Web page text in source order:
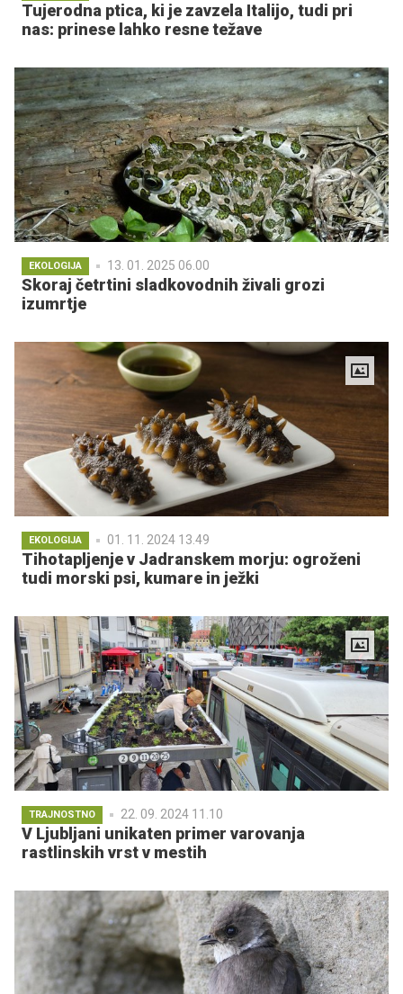
Tujerodna ptica, ki je zavzela Italijo, tudi pri
nas: prinese lahko resne težave
EKOLOGIJA 13. 01. 2025 06.00
Skoraj četrtini sladkovodnih živali grozi
izumrtje
EKOLOGIJA 01. 11. 2024 13.49
Tihotapljenje v Jadranskem morju: ogroženi
tudi morski psi, kumare in ježki
TRAJNOSTNO 22. 09. 2024 11.10
V Ljubljani unikaten primer varovanja
rastlinskih vrst v mestih